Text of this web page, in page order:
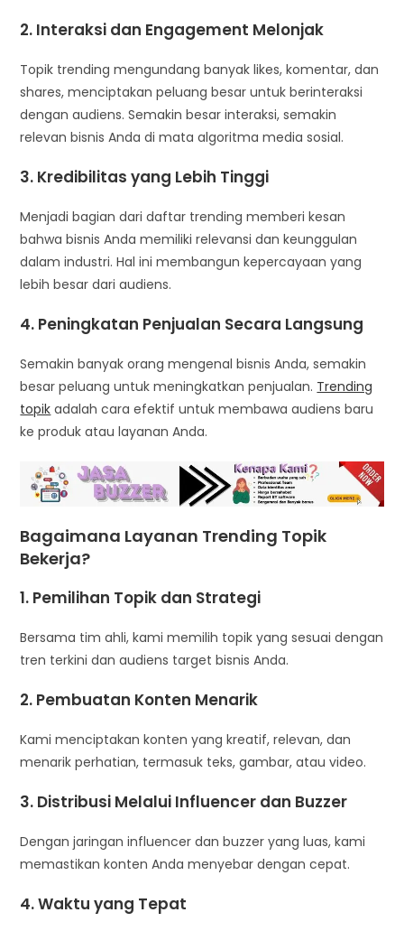
2. Interaksi dan Engagement Melonjak
Topik trending mengundang banyak likes, komentar, dan
shares, menciptakan peluang besar untuk berinteraksi
dengan audiens. Semakin besar interaksi, semakin
relevan bisnis Anda di mata algoritma media sosial.
3. Kredibilitas yang Lebih Tinggi
Menjadi bagian dari daftar trending memberi kesan
bahwa bisnis Anda memiliki relevansi dan keunggulan
dalam industri. Hal ini membangun kepercayaan yang
lebih besar dari audiens.
4. Peningkatan Penjualan Secara Langsung
Semakin banyak orang mengenal bisnis Anda, semakin
besar peluang untuk meningkatkan penjualan. Trending
topik adalah cara efektif untuk membawa audiens baru
ke produk atau layanan Anda.
Bagaimana Layanan Trending Topik
Bekerja?
1. Pemilihan Topik dan Strategi
Bersama tim ahli, kami memilih topik yang sesuai dengan
tren terkini dan audiens target bisnis Anda.
2. Pembuatan Konten Menarik
Kami menciptakan konten yang kreatif, relevan, dan
menarik perhatian, termasuk teks, gambar, atau video.
3. Distribusi Melalui Influencer dan Buzzer
Dengan jaringan influencer dan buzzer yang luas, kami
memastikan konten Anda menyebar dengan cepat.
4. Waktu yang Tepat